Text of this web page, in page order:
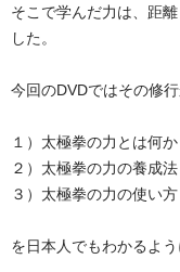
そこで学んだ力は、距
した。
今回のDVDではその修
１）太極拳の力とは何か
２）太極拳の力の養成法
３）太極拳の力の使い方
を日本人でもわかるよう